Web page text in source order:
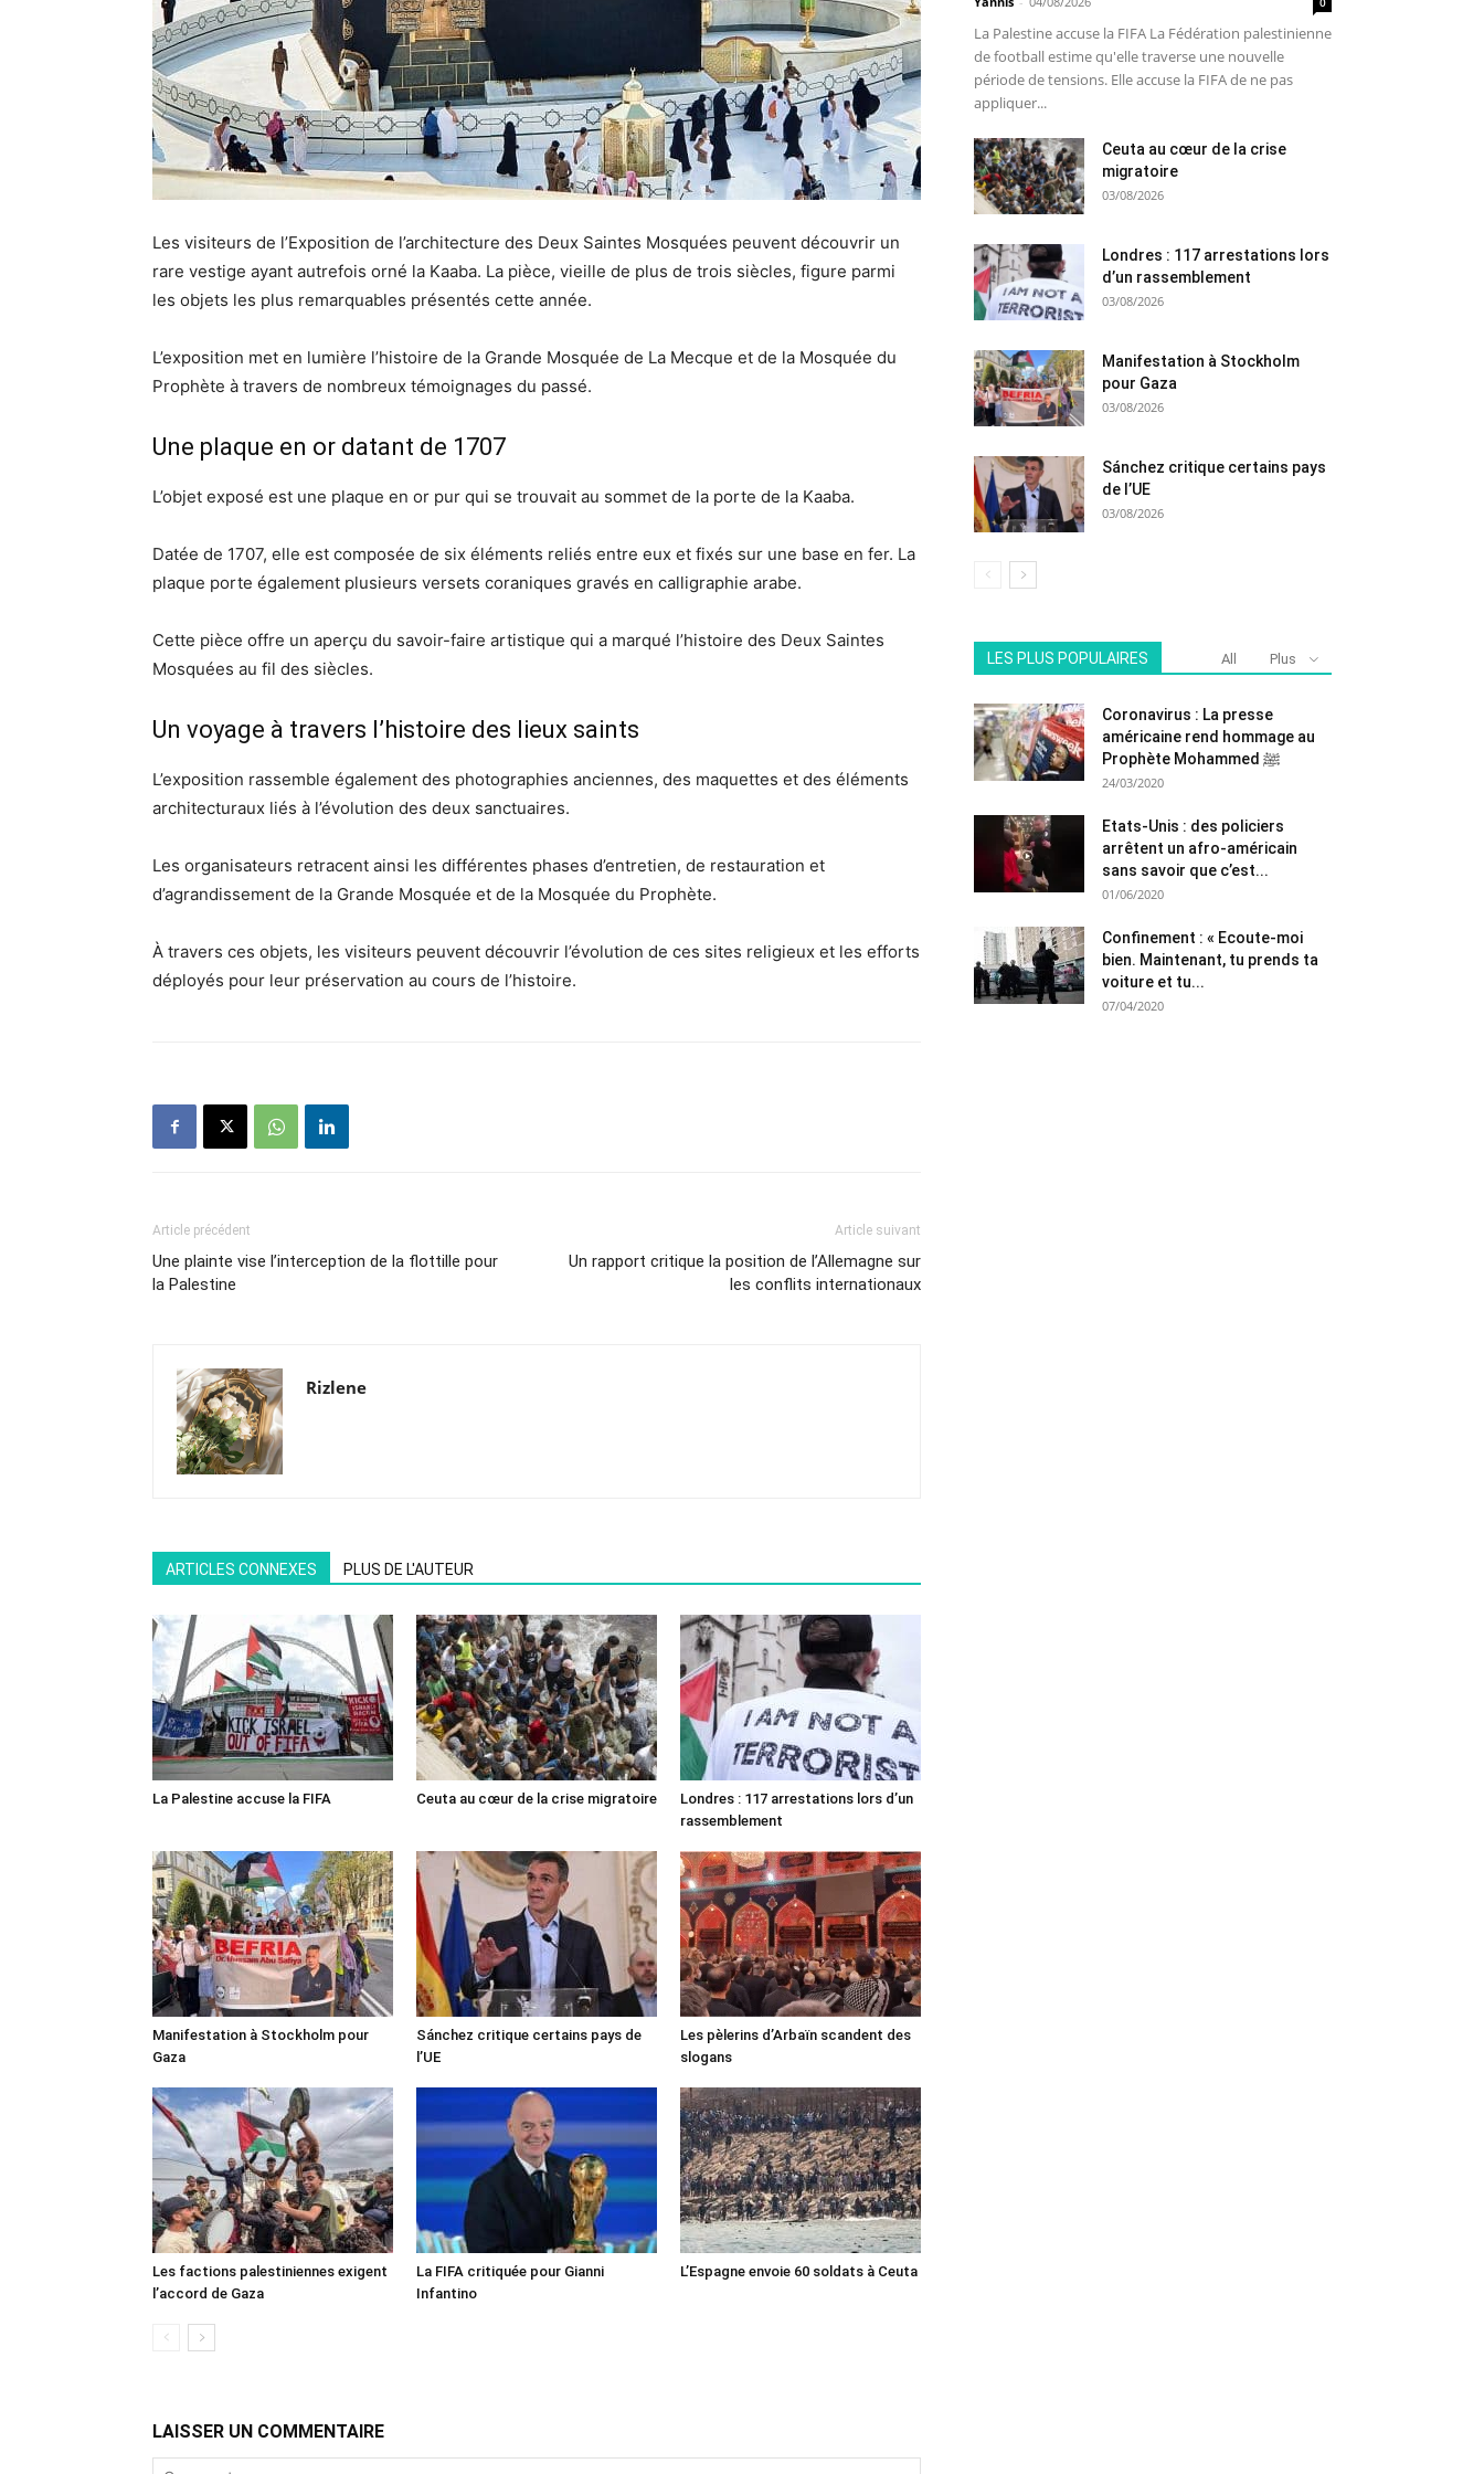
Les visiteurs de l’Exposition de l’architecture des Deux Saintes Mosquées peuvent découvrir un
rare vestige ayant autrefois orné la Kaaba. La pièce, vieille de plus de trois siècles, figure parmi
les objets les plus remarquables présentés cette année.
L’exposition met en lumière l’histoire de la Grande Mosquée de La Mecque et de la Mosquée du
Prophète à travers de nombreux témoignages du passé.
Une plaque en or datant de 1707
L’objet exposé est une plaque en or pur qui se trouvait au sommet de la porte de la Kaaba.
Datée de 1707, elle est composée de six éléments reliés entre eux et fixés sur une base en fer. La
plaque porte également plusieurs versets coraniques gravés en calligraphie arabe.
Cette pièce offre un aperçu du savoir-faire artistique qui a marqué l’histoire des Deux Saintes
Mosquées au fil des siècles.
Un voyage à travers l’histoire des lieux saints
L’exposition rassemble également des photographies anciennes, des maquettes et des éléments
architecturaux liés à l’évolution des deux sanctuaires.
Les organisateurs retracent ainsi les différentes phases d’entretien, de restauration et
d’agrandissement de la Grande Mosquée et de la Mosquée du Prophète.
À travers ces objets, les visiteurs peuvent découvrir l’évolution de ces sites religieux et les efforts
déployés pour leur préservation au cours de l’histoire.
Article précédent
Une plainte vise l’interception de la flottille pour
la Palestine
Article suivant
Un rapport critique la position de l’Allemagne sur
les conflits internationaux
Rizlene
ARTICLES CONNEXES PLUS DE L'AUTEUR
La Palestine accuse la FIFA Ceuta au cœur de la crise migratoire
Londres : 117 arrestations lors d’un
rassemblement
Manifestation à Stockholm pour
Gaza
Sánchez critique certains pays de
l’UE
Les pèlerins d’Arbaïn scandent des
slogans
Les factions palestiniennes exigent
l’accord de Gaza
La FIFA critiquée pour Gianni
Infantino
L’Espagne envoie 60 soldats à Ceuta
LAISSER UN COMMENTAIRE
La Palestine accuse la FIFA La Fédération palestinienne
de football estime qu'elle traverse une nouvelle
période de tensions. Elle accuse la FIFA de ne pas
appliquer...
Ceuta au cœur de la crise
migratoire
03/08/2026
Londres : 117 arrestations lors
d’un rassemblement
03/08/2026
Manifestation à Stockholm
pour Gaza
03/08/2026
Sánchez critique certains pays
de l’UE
03/08/2026
LES PLUS POPULAIRES All Plus
Coronavirus : La presse
américaine rend hommage au
Prophète Mohammed ﷺ
24/03/2020
Etats-Unis : des policiers
arrêtent un afro-américain
sans savoir que c’est...
01/06/2020
Confinement : « Ecoute-moi
bien. Maintenant, tu prends ta
voiture et tu...
07/04/2020